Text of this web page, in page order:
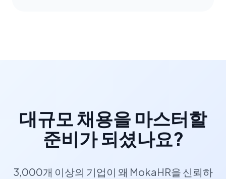
대규모 채용을 마스터할
준비가 되셨나요?
3,000개 이상의 기업이 왜 MokaHR을 신뢰하